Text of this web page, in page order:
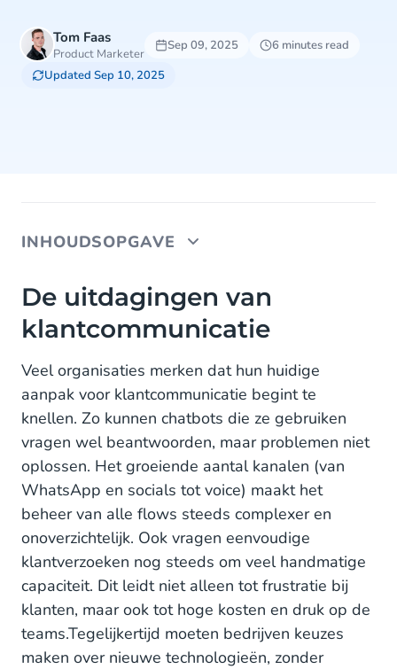
Tom Faas
Product Marketer
Sep 09, 2025
6 minutes read
Updated Sep 10, 2025
INHOUDSOPGAVE
De uitdagingen van klantcommunicatie
5 essentiële factoren bij de keuze van een AI-
1. Agility en time-to-market
2. Integraties en omnichannel ervaring
3. Gebruiksgemak en autonomie
4. Schaalbaarheid en kostenmodel
5. Governance en compliance
Agentic AI van HALO
De sleutel tot een toekomstbestendig AI-platform
De uitdagingen van
klantcommunicatie
Veel organisaties merken dat hun huidige
aanpak voor klantcommunicatie begint te
knellen. Zo kunnen chatbots die ze gebruiken
vragen wel beantwoorden, maar problemen niet
oplossen. Het groeiende aantal kanalen (van
WhatsApp en socials tot voice) maakt het
beheer van alle flows steeds complexer en
onoverzichtelijk. Ook vragen eenvoudige
klantverzoeken nog steeds om veel handmatige
capaciteit. Dit leidt niet alleen tot frustratie bij
klanten, maar ook tot hoge kosten en druk op de
teams.Tegelijkertijd moeten bedrijven keuzes
maken over nieuwe technologieën, zonder